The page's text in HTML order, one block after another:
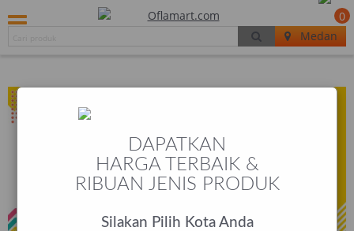
0
Medan
DAPATKAN
HARGA TERBAIK &
RIBUAN JENIS PRODUK
Silakan Pilih Kota Anda